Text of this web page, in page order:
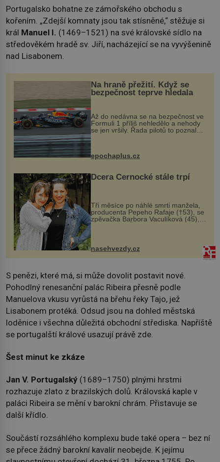
Portugalsko bohatne ze zámořského obchodu s
kořením. „Zdejší komnaty jsou tak stísněné,“ stěžuje si
král Manuel I. (1469–1521) na své královské sídlo na
středověkém hradě sv. Jiří, nacházející se na vyvýšenině
nad Lisabonem.
Na hraně přežití. Když se
bezpečnost teprve hledala
Až do nedávna se na bezpečnost ve
Formuli 1 příliš nehledělo a nehody
se jen vršily. Řada pilotů to poznala
na vlastní kůži, často s trvalými
následky nebo bohužel i ztrátou
života. Dnes nepochopiteln...
epochaplus.cz
Dcera Černocké stále trpí
Tři měsíce po náhlé smrti manžela,
producenta Pepeho Rafaje (†53), se
zpěvačka Barbora Vaculíková (45),
dcera Petry Černocké (75), poprvé
ozvala veřejnosti. Na sociální síti
sdílela, že se snaží fung...
nasehvezdy.cz
S penězi, které má, si může dovolit postavit nové.
Pohodlný renesanční palác Ribeira přesně podle
Manuelova vkusu vyrůstá na břehu řeky Tajo, jež
Lisabonem protéká. Odsud jsou na dohled městská
loděnice i všechna důležitá obchodní střediska. Napříště
se portugalští králové usazují právě zde.
Šest minut ke zkáze
Jan V. Portugalský (1689–1750) plnými hrstmi
rozhazuje zlato z brazilských dolů. Královská kaple v
paláci Ribeira se mění v barokní chrám. Přistavuje se
další křídlo.
Součástí rozsáhlého komplexu bude také opera – bez ní
se přece žádný barokní kavalír neobejde. K jejímu